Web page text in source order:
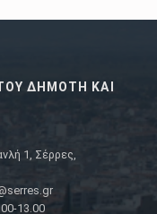
ΔΗΜΟΤΗ ΚΑΙ
1, Σέρρες,
13.00